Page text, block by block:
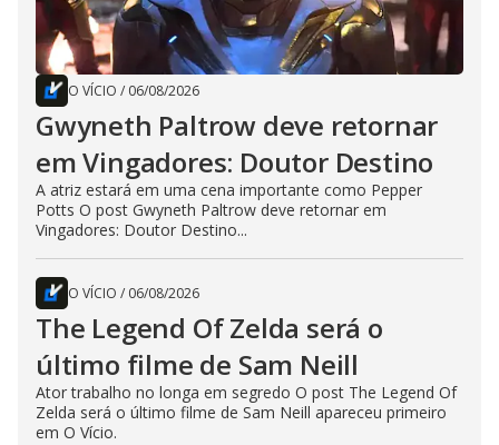
O VÍCIO / 06/08/2026
Gwyneth Paltrow deve retornar
em Vingadores: Doutor Destino
A atriz estará em uma cena importante como Pepper
Potts O post Gwyneth Paltrow deve retornar em
Vingadores: Doutor Destino...
O VÍCIO / 06/08/2026
The Legend Of Zelda será o
último filme de Sam Neill
Ator trabalho no longa em segredo O post The Legend Of
Zelda será o último filme de Sam Neill apareceu primeiro
em O Vício.